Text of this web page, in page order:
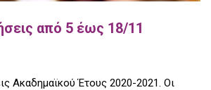
από 5 έως 18/11
Ακαδημαϊκού Έτους 2020-2021. Οι